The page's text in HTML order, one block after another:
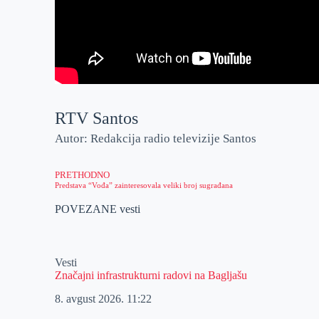
RTV Santos
Autor: Redakcija radio televizije Santos
PRETHODNO
Predstava “Vođa” zainteresovala veliki broj sugrađana
POVEZANE vesti
Vesti
Značajni infrastrukturni radovi na Bagljašu
8. avgust 2026. 11:22